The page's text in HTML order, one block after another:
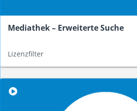
Mediathek – Erweiterte Suche
Lizenzfilter